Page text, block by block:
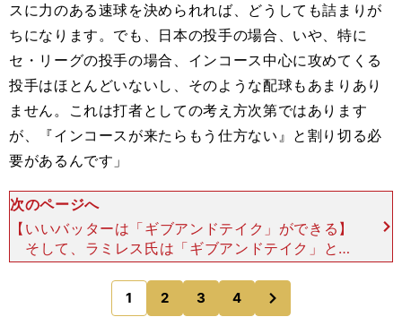
スに力のある速球を決められれば、どうしても詰まりが
ちになります。でも、日本の投手の場合、いや、特に
セ・リーグの投手の場合、インコース中心に攻めてくる
投手はほとんどいないし、そのような配球もあまりあり
ません。これは打者としての考え方次第ではあります
が、『インコースが来たらもう仕方ない』と割り切る必
要があるんです」
次のページへ
【いいバッターは「ギブアンドテイク」ができる】
そして、ラミレス氏は「ギブアンドテイク」とい
うフレーズを口にした。「いいバッターというの
は、ギブアンドテイクができるんです。どういうこ
とかというと、ある
1 2 3 4
のページへ